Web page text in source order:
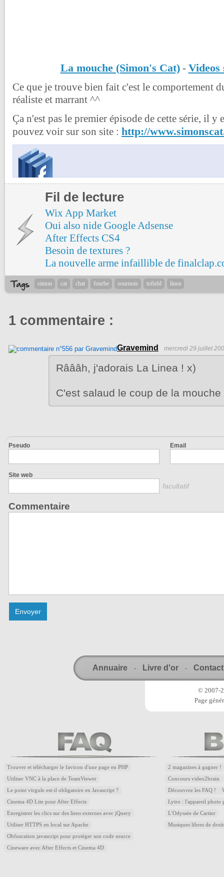
La mouche (Simon's Cat)- Videos
Ce que je trouve bien fait c'est le comportement
réaliste et marrant ^^
Ça n'est pas le premier épisode de cette série, il y
pouvez voir sur son site : http://
Fil de lecture
Wix App Market
Oui also nide Google Adsense
After Effects CS4
Besoin de textures ?
La nouvelle arme infaillible de
simon cat chat fourbe sournois tofield linea
1 commentaire :
Gravemind mercredi 29 juillet
Râââh, j'adorais La Linea ! x)
C'est salaud le coup de la
Pseudo Email
Site web
facultatif
Commentaire
Annuaire - Livre d'or - Contact
© 2007-
Page
Trouver et télécharger le favicon d'une page en PHP
Utiliser VNC à la place de TeamViewer
Le point virgule est-il obligatoire en Javascript ?
Cinema 4D Lite pour After Effects
Enregistrer les clics sur des liens externes avec jQuery
Utiliser HTTPS en local sur Apache
Obfuscation javascript pour protéger son code source
Cineware avec After Effects et Cinema 4D
2 magazines à gagner !
Concours video2brain
Découvrez les FAQ !
Lytro : l'appareil photo
L'Odyssée de Cartier
Musiques libres de